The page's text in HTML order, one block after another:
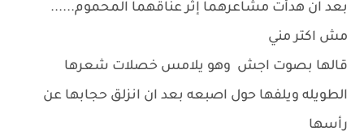
بعد ان هدأت مشاعرهما إثر عناقهما المحموم......
مش اكتر مني
قالها بصوت اجش وهو يلامس خصلات شعرها
الطويله ويلفها حول اصبعه بعد ان انزلق حجابها عن
رأسها